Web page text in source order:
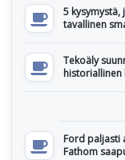
5
tavallinen
Tekoäly
Ford paljasti
Fathom